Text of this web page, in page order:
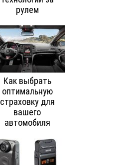
рулем
Как выбрать
оптимальную
страховку для
вашего
автомобиля